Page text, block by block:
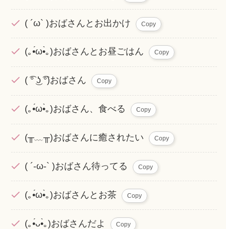
( ´ω` )おばさんとお出かけ Copy
(｡•́ω•̀｡)おばさんとお昼ごはん Copy
( ͡° ͜ʖ ͡°)おばさん Copy
(｡•́ω•̀｡)おばさん、食べる Copy
(╥﹏╥)おばさんに癒されたい Copy
( ´-ω-` )おばさん待ってる Copy
(｡•́ω•̀｡)おばさんとお茶 Copy
(｡•́ᴗ•̀｡)おばさんだよ Copy